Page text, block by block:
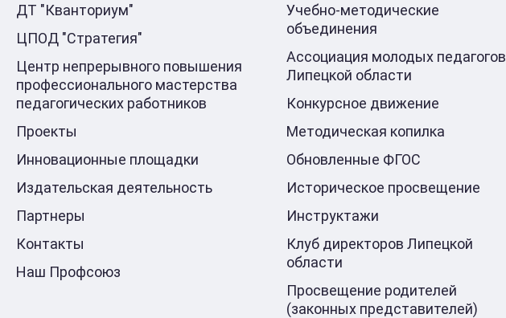
ДТ "Кванториум"
ЦПОД "Стратегия"
Центр непрерывного повышения
профессионального мастерства
педагогических работников
Проекты
Инновационные площадки
Издательская деятельность
Партнеры
Контакты
Наш Профсоюз
Учебно-методические
объединения
Ассоциация молодых педагогов
Липецкой области
Конкурсное движение
Методическая копилка
Обновленные ФГОС
Историческое просвещение
Инструктажи
Клуб директоров Липецкой
области
Просвещение родителей
(законных представителей)